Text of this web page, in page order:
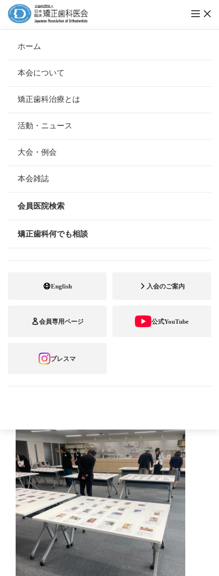
ホーム
本会について
会長挨拶
基本理念
組織について
本会の歴史
情報公開
矯正歯科治療とは
安心して治療を受けていただくための「6つの指針」
安心できる矯正歯科治療契約のための「7つの提言」
矯正歯科治療について
活動・ニュース
大会・例会
本会雑誌
会員医院検索
矯正歯科何でも相談
English 入会のご案内
会員専用ページ 公式YouTube
ブレスマ
第20回ブレーススマイルコンテスト入賞作品
発表
ブレーススマイルコンテスト
公開日：2024年10月03日（木）
第20回ブレーススマイルコ
ンテスト入賞作品発表
第20回を迎えた矯正歯科治療中の方を対象と
ル‼︎ ブレースとともに」をテーマに、全国
さった皆様、ありがとうございました。
の入賞が決定しました。
一次審査の様子